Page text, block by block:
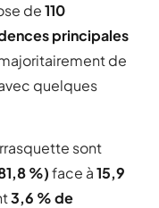
de110
principales
de
quelques
sont
%)face à15,9
3,6 % de